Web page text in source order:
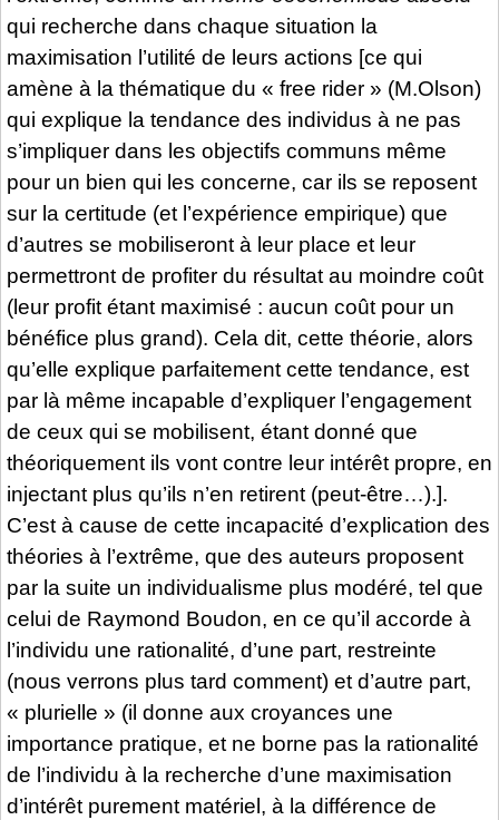
qui recherche dans chaque situation la
maximisation l’utilité de leurs actions [ce qui
amène à la thématique du « free rider » (M.Olson)
qui explique la tendance des individus à ne pas
s’impliquer dans les objectifs communs même
pour un bien qui les concerne, car ils se reposent
sur la certitude (et l’expérience empirique) que
d’autres se mobiliseront à leur place et leur
permettront de profiter du résultat au moindre coût
(leur profit étant maximisé : aucun coût pour un
bénéfice plus grand). Cela dit, cette théorie, alors
qu’elle explique parfaitement cette tendance, est
par là même incapable d’expliquer l’engagement
de ceux qui se mobilisent, étant donné que
théoriquement ils vont contre leur intérêt propre, en
injectant plus qu’ils n’en retirent (peut-être…).].
C’est à cause de cette incapacité d’explication des
théories à l’extrême, que des auteurs proposent
par la suite un individualisme plus modéré, tel que
celui de Raymond Boudon, en ce qu’il accorde à
l’individu une rationalité, d’une part, restreinte
(nous verrons plus tard comment) et d’autre part,
« plurielle » (il donne aux croyances une
importance pratique, et ne borne pas la rationalité
de l’individu à la recherche d’une maximisation
d’intérêt purement matériel, à la différence de